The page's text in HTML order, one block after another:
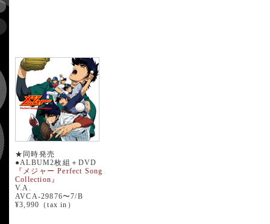
★同時発売
●ALBUM2枚組＋DVD
『メジャー Perfect Song
Collection』
V.A.
AVCA-29876〜7/B
¥3,990（tax in）